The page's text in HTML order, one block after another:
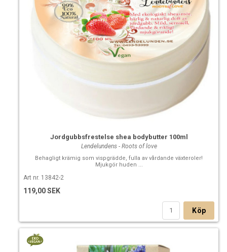
Jordgubbsfrestelse shea bodybutter 100ml
Lendelundens - Roots of love
Behagligt krämig som vispgrädde, fulla av vårdande växteroler!
Mjukgör huden ...
Art nr. 13842-2
119,00 SEK
Köp